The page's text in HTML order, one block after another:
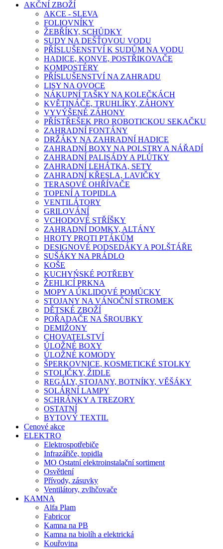
AKČNÍ ZBOŽÍ
AKCE - SLEVA
FOLIOVNÍKY
ŽEBŘÍKY, SCHŮDKY
SUDY NA DEŠŤOVOU VODU
PŘÍSLUŠENSTVÍ K SUDŮM NA VODU
HADICE, KONVE, POSTŘIKOVAČE
KOMPOSTÉRY
PŘÍSLUŠENSTVÍ NA ZAHRADU
LISY NA OVOCE
NÁKUPNÍ TAŠKY NA KOLEČKÁCH
KVĚTINÁČE, TRUHLÍKY, ZÁHONY
VYVÝŠENÉ ZÁHONY
PŘÍSTŘEŠEK PRO ROBOTICKOU SEKAČKU
ZAHRADNÍ FONTÁNY
DRŽÁKY NA ZAHRADNÍ HADICE
ZAHRADNÍ BOXY NA POLSTRY A NÁŘADÍ
ZAHRADNÍ PALISÁDY A PLŮTKY
ZAHRADNÍ LEHÁTKA, SETY
ZAHRADNÍ KŘESLA, LAVIČKY
TERASOVÉ OHŘÍVAČE
TOPENÍ A TOPIDLA
VENTILÁTORY
GRILOVÁNÍ
VCHODOVÉ STŘÍŠKY
ZAHRADNÍ DOMKY, ALTÁNY
HROTY PROTI PTÁKŮM
DESIGNOVÉ PODSEDÁKY A POLŠTÁŘE
SUŠÁKY NA PRÁDLO
KOŠE
KUCHYŃSKÉ POTŘEBY
ŽEHLICÍ PRKNA
MOPY A ÚKLIDOVÉ POMŮCKY
STOJANY NA VÁNOČNÍ STROMEK
DĚTSKÉ ZBOŽÍ
POŘADAČE NA ŠROUBKY
DEMIŽONY
CHOVATELSTVÍ
ÚLOŽNÉ BOXY
ÚLOŽNÉ KOMODY
ŠPERKOVNICE, KOSMETICKÉ STOLKY
STOLIČKY, ŽIDLE
REGÁLY, STOJANY, BOTNÍKY, VĚŠÁKY
SOLÁRNÍ LAMPY
SCHRÁNKY A TREZORY
OSTATNÍ
BYTOVÝ TEXTIL
Cenové akce
ELEKTRO
Elektrospotřebiče
Infrazářiče, topidla
MO Ostatní elektroinstalační sortiment
Osvětlení
Přívody, zásuvky
Ventilátory, zvlhčovače
KAMNA
Alfa Plam
Fabricor
Kamna na PB
Kamna na biolíh a elektrická
Kouřovina